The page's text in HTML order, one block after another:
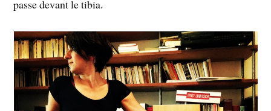
passe devant le tibia.